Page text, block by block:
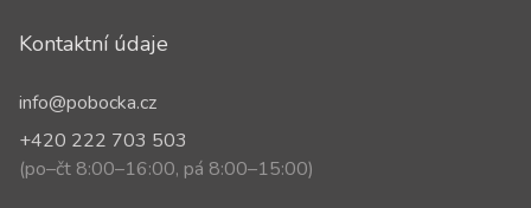
Kontaktní údaje
info@pobocka.cz
+420 222 703 503
(po–čt 8:00–16:00, pá 8:00–15:00)